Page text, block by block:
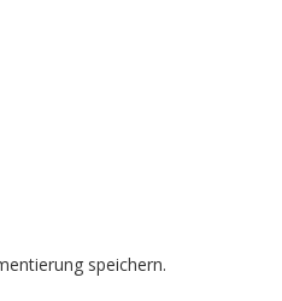
speichern.